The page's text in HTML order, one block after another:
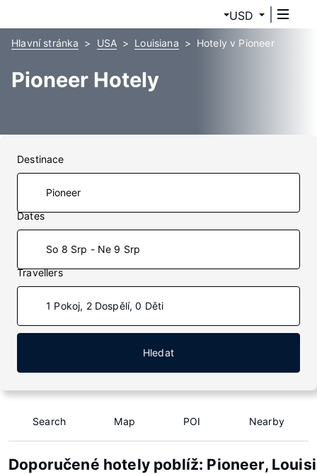
USD
Hlavní stránka USA Louisiana Hotely v Pioneer
Pioneer Hotely
Destinace
Dates
So 8 Srp - Ne 9 Srp
Travellers
1 Pokoj, 2 Dospělí, 0 Děti
Hledat
Search Map POI Nearby
Doporučené hotely poblíž: Pioneer,